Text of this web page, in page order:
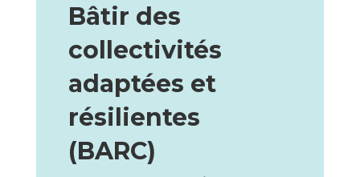
Bâtir des
collectivités
adaptées et
résilientes
(BARC)